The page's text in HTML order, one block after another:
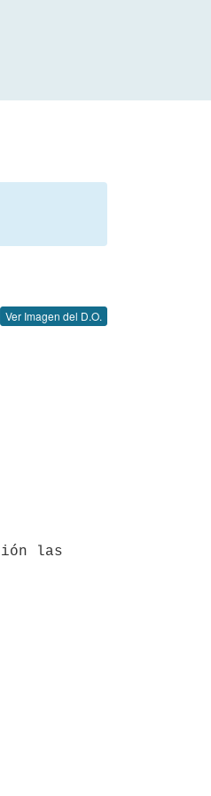
Ver Imagen del D.O.
las